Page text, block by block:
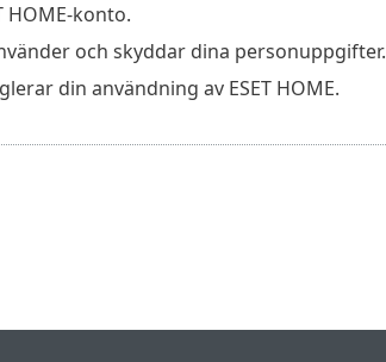
HOME-konto.
och skyddar dina personuppgifter.
din användning av ESET HOME.